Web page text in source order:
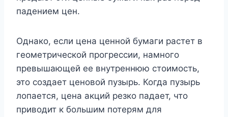
падением цен.
Однако, если цена ценной бумаги растет в
геометрической прогрессии, намного
превышающей ее внутреннюю стоимость,
это создает ценовой пузырь. Когда пузырь
лопается, цена акций резко падает, что
приводит к большим потерям для